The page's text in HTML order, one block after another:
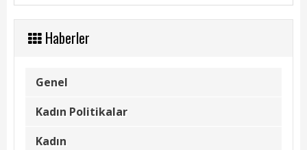
Fen İşleri
Park & Bahçe
İmar Müdürlüğü
Duyurular
Haberler
Genel
Kadın Politikalar
Kadın